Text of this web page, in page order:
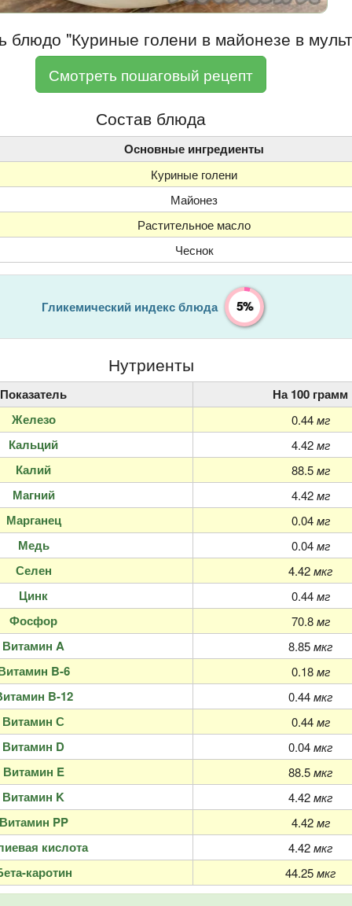
блюдо "Куриные голени в майонезе в
Смотреть пошаговый рецепт
Состав блюда
Основные ингредиенты
Куриные голени
Майонез
Растительное масло
Чеснок
Гликемический индекс блюда 5%
Нутриенты
Показатель
На 100 грамм
Железо
0.44 мг
Кальций 4.42 мг
Калий 88.5 мг
Магний 4.42 мг
Марганец 0.04 мг
Медь 0.04 мг
Селен 4.42мкг
Цинк 0.44 мг
Фосфор 70.8 мг
Витамин A 8.85мкг
B-6 0.18 мг
B-12 0.44мкг
Витамин С 0.44 мг
Витамин D 0.04мкг
Витамин E 88.5мкг
Витамин K 4.42мкг
PP 4.42 мг
кислота 4.42мкг
каротин 44.25мкг